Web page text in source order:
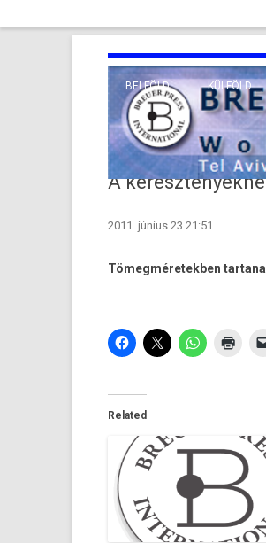
BELFÖLD KÜLFÖLD
TENGERENTÚL
VALLÁS
A
2011. június 23 21:51
Tömegméretekben
Related